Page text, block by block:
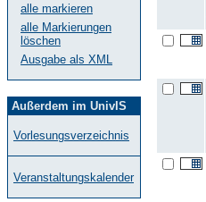
alle markieren
alle Markierungen
löschen
Ausgabe als XML
Außerdem im UnivIS
Vorlesungsverzeichnis
Veranstaltungskalender